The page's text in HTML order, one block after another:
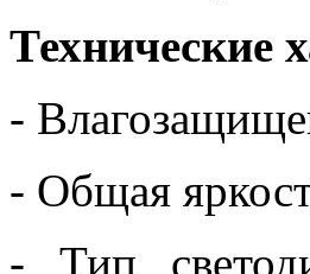
Технические
-
- Общая
- Тип